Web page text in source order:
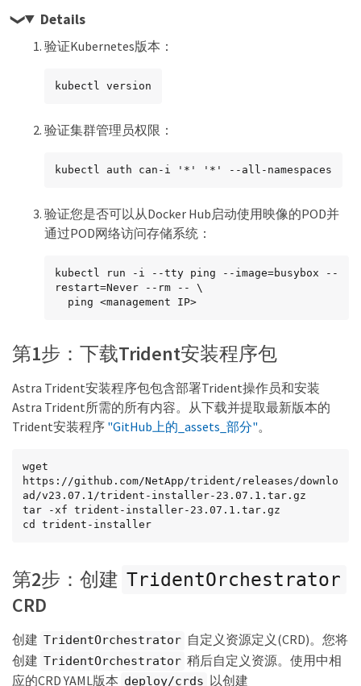
Details
验证Kubernetes版本：
kubectl version
验证集群管理员权限：
kubectl auth can-i '*' '*' --all-namespaces
验证您是否可以从Docker Hub启动使用映像的POD并
通过POD网络访问存储系统：
kubectl run -i --tty ping --image=busybox --
restart=Never --rm -- \
  ping <management IP>
第1步：下载Trident安装程序包
Astra Trident安装程序包包含部署Trident操作员和安装
Astra Trident所需的所有内容。从下载并提取最新版本的
Trident安装程序 "GitHub上的_assets_部分"。
wget
https://github.com/NetApp/trident/releases/downlo
ad/v23.07.1/trident-installer-23.07.1.tar.gz
tar -xf trident-installer-23.07.1.tar.gz
cd trident-installer
第2步：创建 TridentOrchestrator
CRD
创建 TridentOrchestrator 自定义资源定义(CRD)。您将
创建 TridentOrchestrator 稍后自定义资源。使用中相
应的CRD YAML版本 deploy/crds 以创建